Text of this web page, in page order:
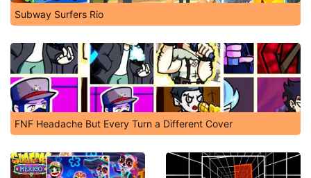
Subway Surfers Rio
FNF Headache But Every Turn a Different Cover